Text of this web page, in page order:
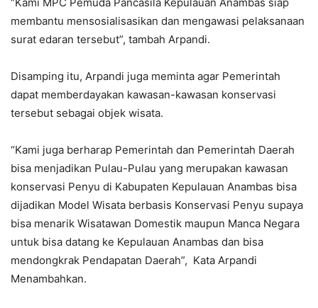
“Kami MPC Pemuda Pancasila Kepulauan Anambas siap
membantu mensosialisasikan dan mengawasi pelaksanaan
surat edaran tersebut”, tambah Arpandi.
Disamping itu, Arpandi juga meminta agar Pemerintah
dapat memberdayakan kawasan-kawasan konservasi
tersebut sebagai objek wisata.
“Kami juga berharap Pemerintah dan Pemerintah Daerah
bisa menjadikan Pulau-Pulau yang merupakan kawasan
konservasi Penyu di Kabupaten Kepulauan Anambas bisa
dijadikan Model Wisata berbasis Konservasi Penyu supaya
bisa menarik Wisatawan Domestik maupun Manca Negara
untuk bisa datang ke Kepulauan Anambas dan bisa
mendongkrak Pendapatan Daerah”, Kata Arpandi
Menambahkan.